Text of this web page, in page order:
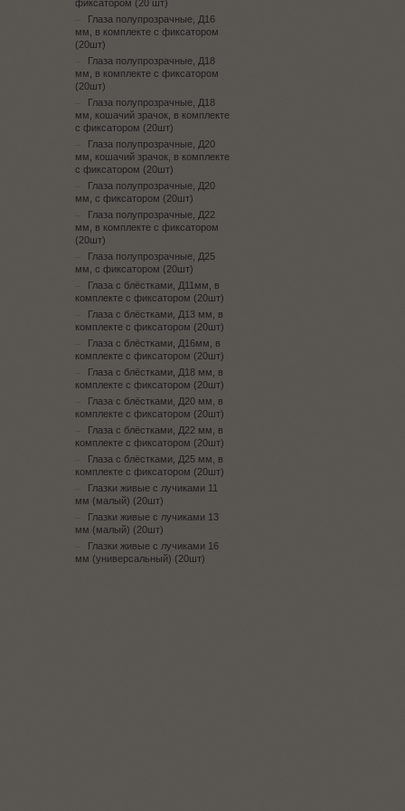
фиксатором (20 шт)
Глаза полупрозрачные, Д16
мм, в комплекте с фиксатором
(20шт)
Глаза полупрозрачные, Д18
мм, в комплекте с фиксатором
(20шт)
Глаза полупрозрачные, Д18
мм, кошачий зрачок, в комплекте
с фиксатором (20шт)
Глаза полупрозрачные, Д20
мм, кошачий зрачок, в комплекте
с фиксатором (20шт)
Глаза полупрозрачные, Д20
мм, с фиксатором (20шт)
Глаза полупрозрачные, Д22
мм, в комплекте с фиксатором
(20шт)
Глаза полупрозрачные, Д25
мм, с фиксатором (20шт)
Глаза с блёстками, Д11мм, в
комплекте с фиксатором (20шт)
Глаза с блёстками, Д13 мм, в
комплекте с фиксатором (20шт)
Глаза с блёстками, Д16мм, в
комплекте с фиксатором (20шт)
Глаза с блёстками, Д18 мм, в
комплекте с фиксатором (20шт)
Глаза с блёстками, Д20 мм, в
комплекте с фиксатором (20шт)
Глаза с блёстками, Д22 мм, в
комплекте с фиксатором (20шт)
Глаза с блёстками, Д25 мм, в
комплекте с фиксатором (20шт)
Глазки живые с лучиками 11
мм (малый) (20шт)
Глазки живые с лучиками 13
мм (малый) (20шт)
Глазки живые с лучиками 16
мм (универсальный) (20шт)